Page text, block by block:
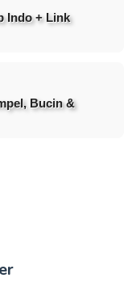
Indo + Link
Bucin &